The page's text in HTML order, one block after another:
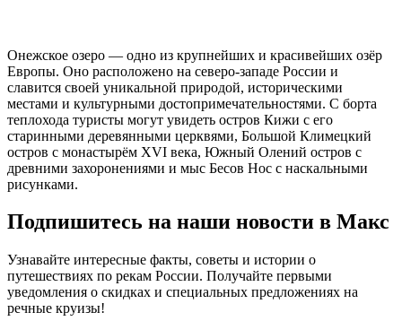
Онежское озеро — одно из крупнейших и красивейших озёр
Европы. Оно расположено на северо-западе России и
славится своей уникальной природой, историческими
местами и культурными достопримечательностями. С борта
теплохода туристы могут увидеть остров Кижи с его
старинными деревянными церквями, Большой Климецкий
остров с монастырём XVI века, Южный Олений остров с
древними захоронениями и мыс Бесов Нос с наскальными
рисунками.
Подпишитесь на наши новости в Макс
Узнавайте интересные факты, советы и истории о
путешествиях по рекам России. Получайте первыми
уведомления о скидках и специальных предложениях на
речные круизы!